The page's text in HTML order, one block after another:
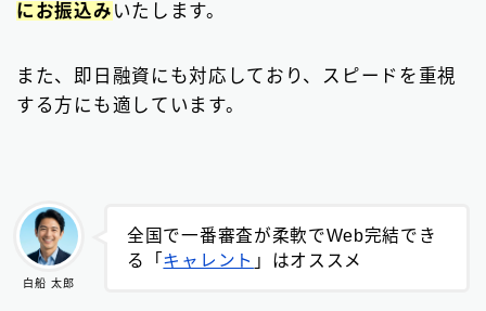
にお振込み いたします。
また、即日融資にも対応しており、スピードを重視
する方にも適しています。
白船 太郎
全国で一番審査が柔軟でWeb完結でき
る「 キャレント 」はオススメ